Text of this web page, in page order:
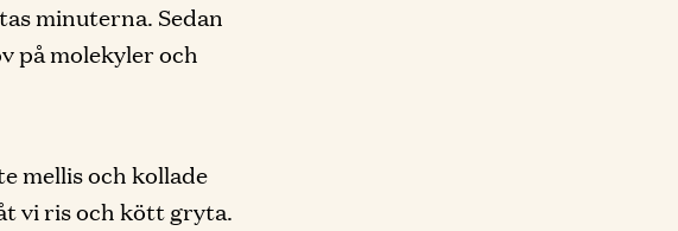
minuterna. Sedan
på molekyler och
mellis och kollade
vi ris och kött gryta.